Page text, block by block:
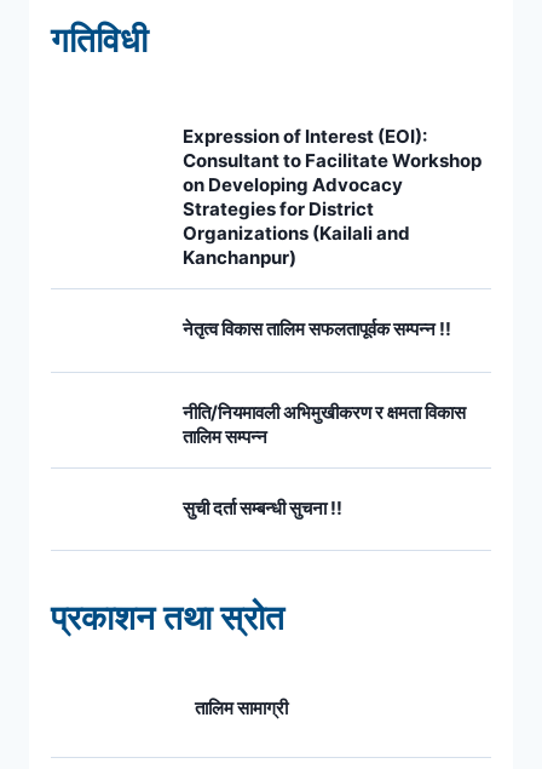
गतिविधी
Expression of Interest (EOI):
Consultant to Facilitate Workshop
on Developing Advocacy
Strategies for District
Organizations (Kailali and
Kanchanpur)
नेतृत्व विकास तालिम सफलतापूर्वक सम्पन्न !!
नीति/नियमावली अभिमुखीकरण र क्षमता विकास
तालिम सम्पन्न
सुची दर्ता सम्बन्धी सुचना !!
प्रकाशन तथा स्रोत
तालिम सामाग्री